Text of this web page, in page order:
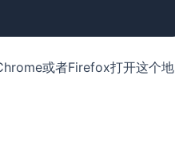
或者Firefox打开这个地